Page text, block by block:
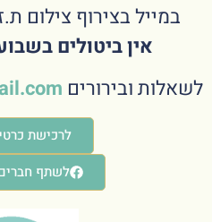
במייל בצירוף צילום
אין ביטולים
לשאלות ובירורים
לרכישת
לשתף